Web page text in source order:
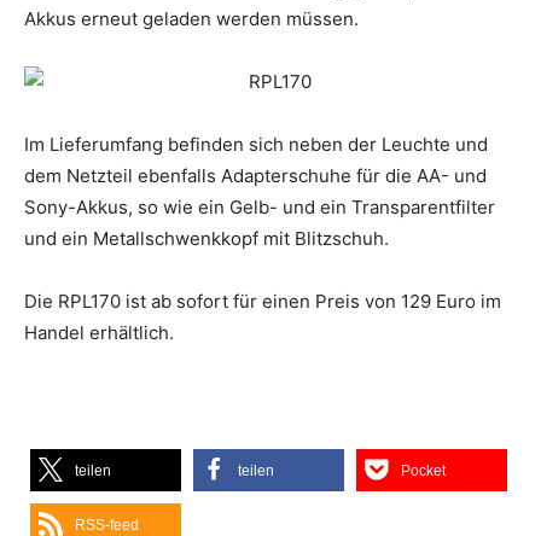
Akkus erneut geladen werden müssen.
Im Lieferumfang befinden sich neben der Leuchte und
dem Netzteil ebenfalls Adapterschuhe für die AA- und
Sony-Akkus, so wie ein Gelb- und ein Transparentfilter
und ein Metallschwenkkopf mit Blitzschuh.
Die RPL170 ist ab sofort für einen Preis von 129 Euro im
Handel erhältlich.
teilen teilen Pocket
RSS-feed